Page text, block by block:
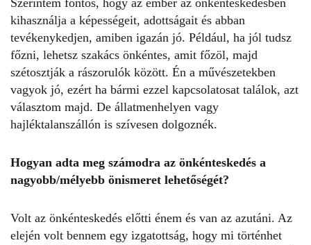
Szerintem fontos, hogy az ember az önkénteskedésben
kihasználja a képességeit, adottságait és abban
tevékenykedjen, amiben igazán jó. Például, ha jól tudsz
főzni, lehetsz szakács önkéntes, amit főzöl, majd
szétosztják a rászorulók között. Én a művészetekben
vagyok jó, ezért ha bármi ezzel kapcsolatosat találok, azt
választom majd. De állatmenhelyen vagy
hajléktalanszállón is szívesen dolgoznék.
Hogyan adta meg számodra az önkénteskedés a
nagyobb/mélyebb önismeret lehetőségét?
Volt az önkénteskedés előtti énem és van az azutáni. Az
elején volt bennem egy izgatottság, hogy mi történhet